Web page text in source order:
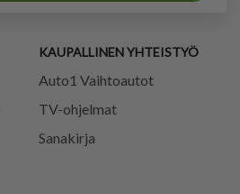
KAUPALLINEN YHTEISTYÖ
Auto1 Vaihtoautot
TV-ohjelmat
Sanakirja